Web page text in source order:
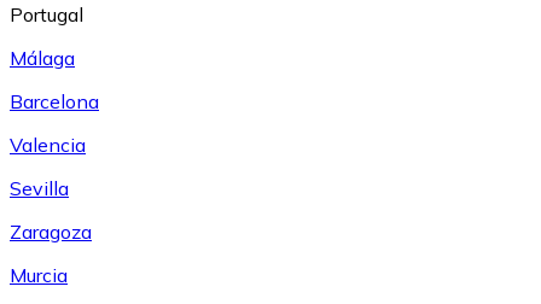
Portugal
Málaga
Barcelona
Valencia
Sevilla
Zaragoza
Murcia